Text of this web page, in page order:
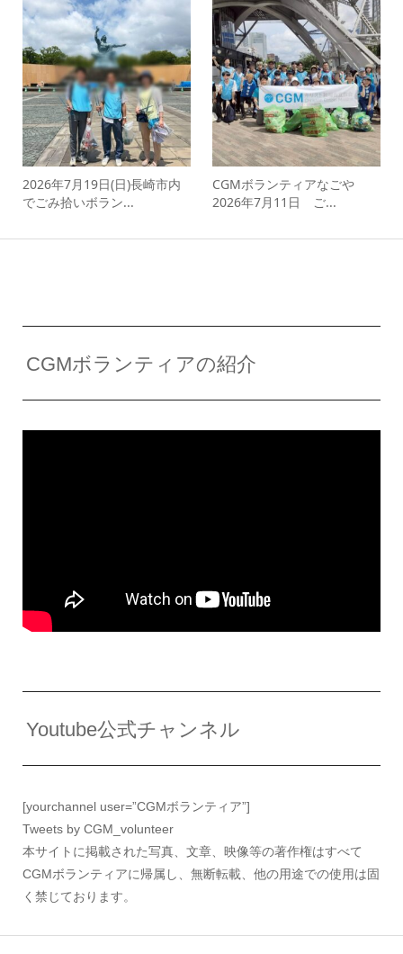
2026年7月19日(日)長崎市内
でごみ拾いボラン...
CGMボランティアなごや
2026年7月11日 ご...
CGMボランティアの紹介
Youtube公式チャンネル
[yourchannel user=”CGMボランティア”]
Tweets by CGM_volunteer
本サイトに掲載された写真、文章、映像等の著作権はすべて
CGMボランティアに帰属し、無断転載、他の用途での使用は固
く禁じております。